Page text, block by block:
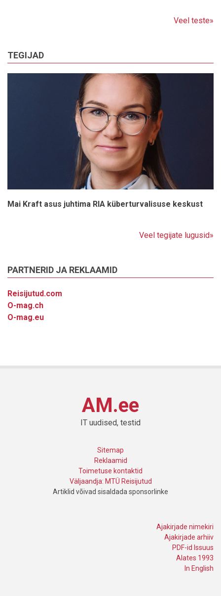
Veel teste»
TEGIJAD
Mai Kraft asus juhtima RIA küberturvalisuse keskust
Veel tegijate lugusid»
PARTNERID JA REKLAAMID
Reisijutud.com
O-mag.ch
O-mag.eu
AM.ee
IT uudised, testid
Sitemap
Reklaamid
Toimetuse kontaktid
Väljaandja: MTÜ Reisijutud
Artiklid võivad sisaldada sponsorlinke
Ajakirjade nimekiri
Ajakirjade arhiiv
PDF-id Issuus
Alates 1993
In English